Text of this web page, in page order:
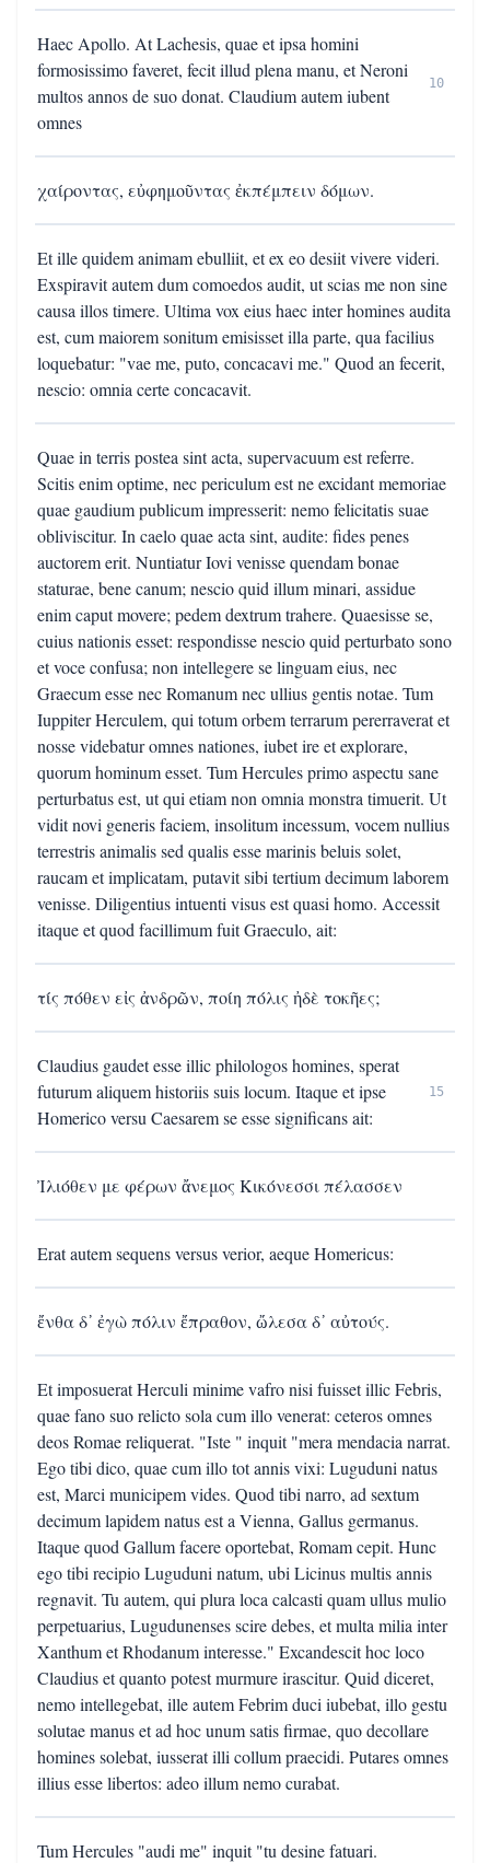
Haec Apollo. At Lachesis, quae et ipsa homini
formosissimo faveret, fecit illud plena manu, et Neroni
multos annos de suo donat. Claudium autem iubent
omnes
10
χαίροντας, εὐφημοῦντας ἐκπέμπειν δόμων.
Et ille quidem animam ebulliit, et ex eo desiit vivere videri.
Exspiravit autem dum comoedos audit, ut scias me non sine
causa illos timere. Ultima vox eius haec inter homines audita
est, cum maiorem sonitum emisisset illa parte, qua facilius
loquebatur: "vae me, puto, concacavi me." Quod an fecerit,
nescio: omnia certe concacavit.
Quae in terris postea sint acta, supervacuum est referre.
Scitis enim optime, nec periculum est ne excidant memoriae
quae gaudium publicum impresserit: nemo felicitatis suae
obliviscitur. In caelo quae acta sint, audite: fides penes
auctorem erit. Nuntiatur Iovi venisse quendam bonae
staturae, bene canum; nescio quid illum minari, assidue
enim caput movere; pedem dextrum trahere. Quaesisse se,
cuius nationis esset: respondisse nescio quid perturbato sono
et voce confusa; non intellegere se linguam eius, nec
Graecum esse nec Romanum nec ullius gentis notae. Tum
Iuppiter Herculem, qui totum orbem terrarum pererraverat et
nosse videbatur omnes nationes, iubet ire et explorare,
quorum hominum esset. Tum Hercules primo aspectu sane
perturbatus est, ut qui etiam non omnia monstra timuerit. Ut
vidit novi generis faciem, insolitum incessum, vocem nullius
terrestris animalis sed qualis esse marinis beluis solet,
raucam et implicatam, putavit sibi tertium decimum laborem
venisse. Diligentius intuenti visus est quasi homo. Accessit
itaque et quod facillimum fuit Graeculo, ait:
τίς πόθεν εἰς ἀνδρῶν, ποίη πόλις ἠδὲ τοκῆες;
Claudius gaudet esse illic philologos homines, sperat
futurum aliquem historiis suis locum. Itaque et ipse
Homerico versu Caesarem se esse significans ait:
15
Ἰλιόθεν με φέρων ἄνεμος Κικόνεσσι πέλασσεν
Erat autem sequens versus verior, aeque Homericus:
ἔνθα δ᾽ ἐγὼ πόλιν ἔπραθον, ὤλεσα δ᾽ αὐτούς.
Et imposuerat Herculi minime vafro nisi fuisset illic Febris,
quae fano suo relicto sola cum illo venerat: ceteros omnes
deos Romae reliquerat. "Iste " inquit "mera mendacia narrat.
Ego tibi dico, quae cum illo tot annis vixi: Luguduni natus
est, Marci municipem vides. Quod tibi narro, ad sextum
decimum lapidem natus est a Vienna, Gallus germanus.
Itaque quod Gallum facere oportebat, Romam cepit. Hunc
ego tibi recipio Luguduni natum, ubi Licinus multis annis
regnavit. Tu autem, qui plura loca calcasti quam ullus mulio
perpetuarius, Lugudunenses scire debes, et multa milia inter
Xanthum et Rhodanum interesse." Excandescit hoc loco
Claudius et quanto potest murmure irascitur. Quid diceret,
nemo intellegebat, ille autem Febrim duci iubebat, illo gestu
solutae manus et ad hoc unum satis firmae, quo decollare
homines solebat, iusserat illi collum praecidi. Putares omnes
illius esse libertos: adeo illum nemo curabat.
Tum Hercules "audi me" inquit "tu desine fatuari.